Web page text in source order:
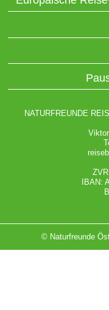
NATURFREUNDE
IBAN:
© Naturfreunde